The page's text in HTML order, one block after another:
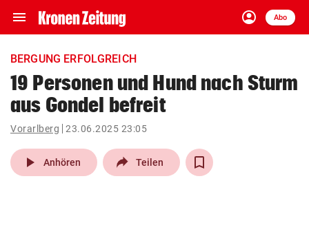
menu Navigation
ein-/ausklappen
account_circle
Anmelden
Abo
close Schließen
account_circle Anmelden
pin_drop
Wien arrow_right
BERGUNG ERFOLGREICH
19 Personen und Hund nach Sturm
aus Gondel befreit
Vorarlberg 23.06.2025 23:05
play_arrow Anhören Teilen